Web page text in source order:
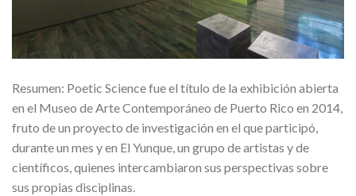
Resumen: Poetic Science fue el título de la exhibición abierta
en el Museo de Arte Contemporáneo de Puerto Rico en 2014,
fruto de un proyecto de investigación en el que participó,
durante un mes y en El Yunque, un grupo de artistas y de
científicos, quienes intercambiaron sus perspectivas sobre
sus propias disciplinas.